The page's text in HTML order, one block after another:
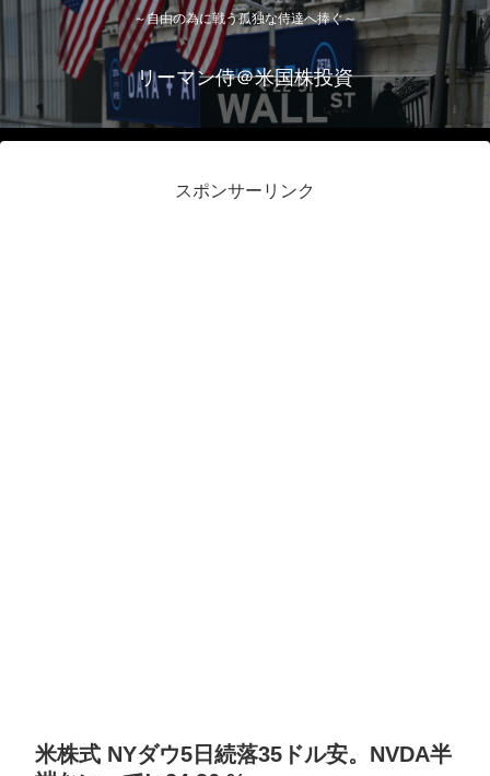
～自由の為に戦う孤独な侍達へ捧ぐ～
リーマン侍＠米国株投資
スポンサーリンク
米株式 NYダウ5日続落35ドル安。NVDA半